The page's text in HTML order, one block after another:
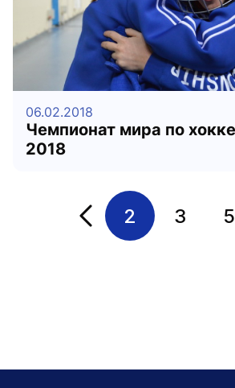
06.02.2018
Чемпионат мира по
2018
Переход на страницу
2 3 5